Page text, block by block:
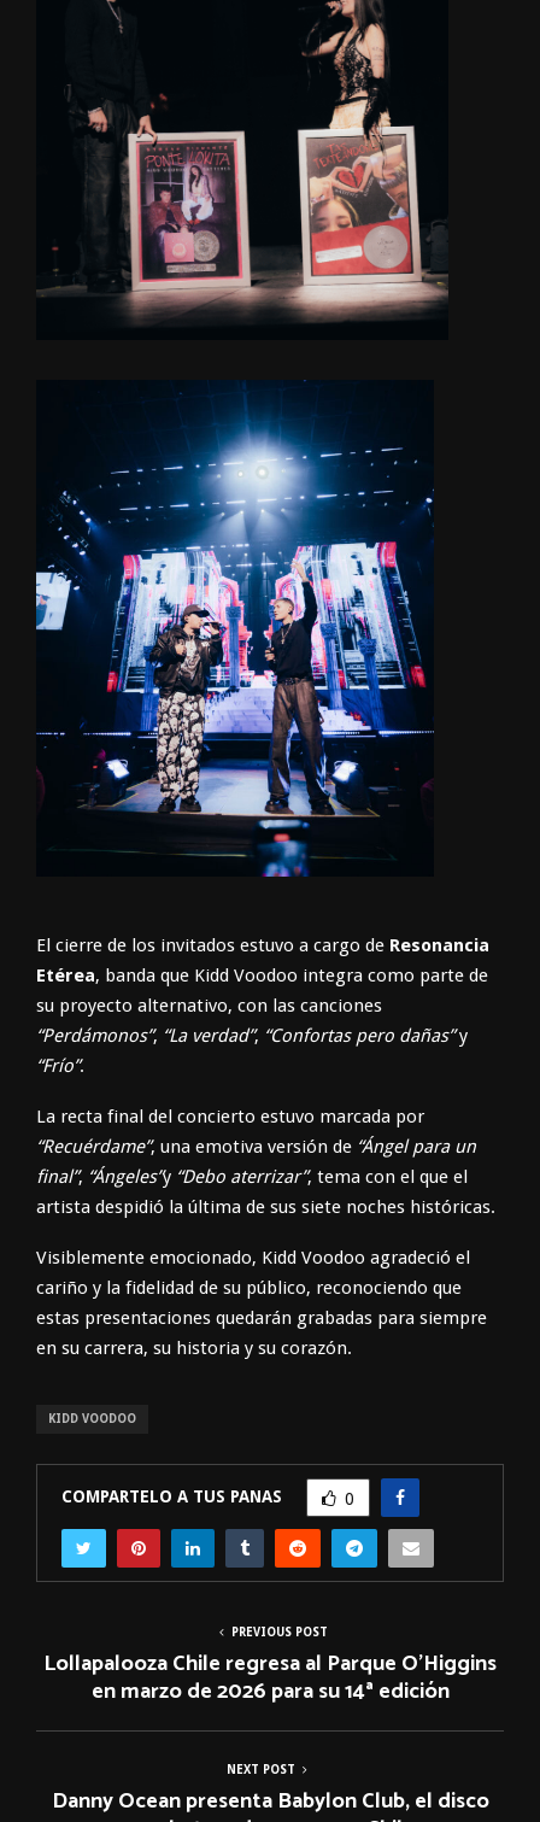
El cierre de los invitados estuvo a cargo de Resonancia
Etérea, banda que Kidd Voodoo integra como parte de
su proyecto alternativo, con las canciones
“Perdámonos”, “La verdad”, “Confortas pero dañas”y
“Frío”.
La recta final del concierto estuvo marcada por
“Recuérdame”, una emotiva versión de “Ángel para un
final”, “Ángeles”y “Debo aterrizar”, tema con el que el
artista despidió la última de sus siete noches históricas.
Visiblemente emocionado, Kidd Voodoo agradeció el
cariño y la fidelidad de su público, reconociendo que
estas presentaciones quedarán grabadas para siempre
en su carrera, su historia y su corazón.
KIDD VOODOO
COMPARTELO A TUS PANAS 0
PREVIOUS POST
Lollapalooza Chile regresa al Parque O’Higgins
en marzo de 2026 para su 14ª edición
NEXT POST
Danny Ocean presenta Babylon Club, el disco